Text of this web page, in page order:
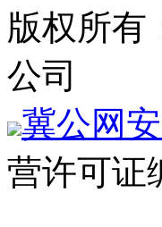
版权所有
公司
冀公网
营许可证